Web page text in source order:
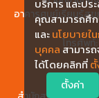
อาคารศูนย์เรียนรู้สุข
โทรศัพท์
บริการ และป
คุณสามารถศึ
และนโยบายใ
บุคคล สามาร
ได้โดยคลิกที่ตั้
ตั้งค่า